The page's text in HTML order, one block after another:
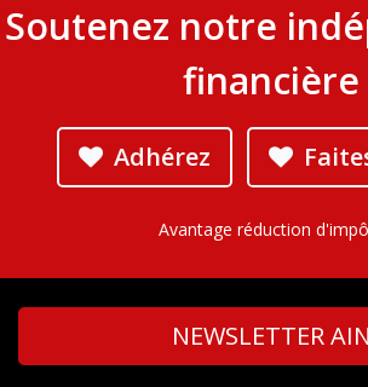
Soutenez notre
financière
Adhérez
Avantage réduction
NEWSLETTER AIN